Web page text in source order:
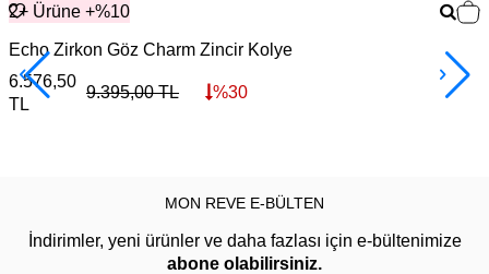
2+ Ürüne +%10
Echo Zirkon Göz Charm Zincir Kolye
6.576,50
TL
9.395,00TL %30
MON REVE E-BÜLTEN
İndirimler, yeni ürünler ve daha fazlası için e-bültenimize
abone olabilirsiniz.